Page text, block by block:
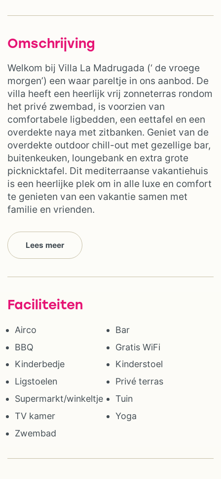
Omschrijving
Welkom bij Villa La Madrugada (‘ de vroege
morgen’) een waar pareltje in ons aanbod. De
villa heeft een heerlijk vrij zonneterras rondom
het privé zwembad, is voorzien van
comfortabele ligbedden, een eettafel en een
overdekte naya met zitbanken. Geniet van de
overdekte outdoor chill-out met gezellige bar,
buitenkeuken, loungebank en extra grote
picknicktafel. Dit mediterraanse vakantiehuis
is een heerlijke plek om in alle luxe en comfort
te genieten van een vakantie samen met
familie en vrienden.
Lees meer
Faciliteiten
Airco
Bar
BBQ
Gratis WiFi
Kinderbedje
Kinderstoel
Ligstoelen
Privé terras
Supermarkt/winkeltje
Tuin
TV kamer
Yoga
Zwembad